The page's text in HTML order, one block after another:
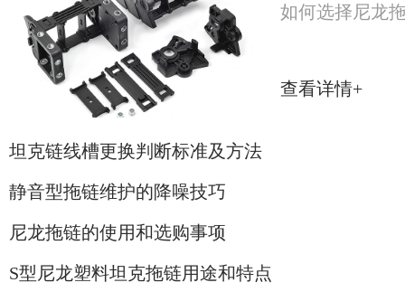
如何选择尼龙
查看详情+
坦克链线槽更换判断标准及方法
静音型拖链维护的降噪技巧
尼龙拖链的使用和选购事项
S型尼龙塑料坦克拖链用途和特点